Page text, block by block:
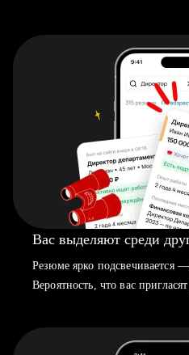
Вас выделяют среди
Резюме ярко подсвечивается
Вероятность, что вас